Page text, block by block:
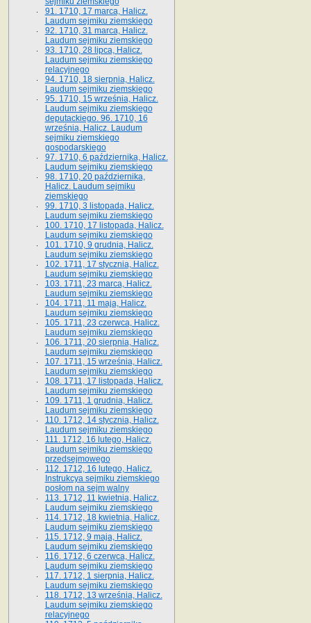
91. 1710, 17 marca, Halicz.
Laudum sejmiku ziemskiego
92. 1710, 31 marca, Halicz.
Laudum sejmiku ziemskiego
93. 1710, 28 lipca, Halicz.
Laudum sejmiku ziemskiego
relacyjnego
94. 1710, 18 sierpnia, Halicz.
Laudum sejmiku ziemskiego
95. 1710, 15 września, Halicz.
Laudum sejmiku ziemskiego
deputackiego. 96. 1710, 16
września, Halicz. Laudum
sejmiku ziemskiego
gospodarskiego
97. 1710, 6 października, Halicz.
Laudum sejmiku ziemskiego
98. 1710, 20 października,
Halicz. Laudum sejmiku
ziemskiego
99. 1710, 3 listopada, Halicz.
Laudum sejmiku ziemskiego
100. 1710, 17 listopada, Halicz.
Laudum sejmiku ziemskiego
101. 1710, 9 grudnia, Halicz.
Laudum sejmiku ziemskiego
102. 1711, 17 stycznia, Halicz.
Laudum sejmiku ziemskiego
103. 1711, 23 marca, Halicz.
Laudum sejmiku ziemskiego
104. 1711, 11 maja, Halicz.
Laudum sejmiku ziemskiego
105. 1711, 23 czerwca, Halicz.
Laudum sejmiku ziemskiego
106. 1711, 20 sierpnia, Halicz.
Laudum sejmiku ziemskiego
107. 1711, 15 września, Halicz.
Laudum sejmiku ziemskiego
108. 1711, 17 listopada, Halicz.
Laudum sejmiku ziemskiego
109. 1711, 1 grudnia, Halicz.
Laudum sejmiku ziemskiego
110. 1712, 14 stycznia, Halicz.
Laudum sejmiku ziemskiego
111. 1712, 16 lutego, Halicz.
Laudum sejmiku ziemskiego
przedsejmowego
112. 1712, 16 lutego, Halicz.
Instrukcya sejmiku ziemskiego
posłom na sejm walny
113. 1712, 11 kwietnia, Halicz.
Laudum sejmiku ziemskiego
114. 1712, 18 kwietnia, Halicz.
Laudum sejmiku ziemskiego
115. 1712, 9 maja, Halicz.
Laudum sejmiku ziemskiego
116. 1712, 6 czerwca, Halicz.
Laudum sejmiku ziemskiego
117. 1712, 1 sierpnia, Halicz.
Laudum sejmiku ziemskiego
118. 1712, 13 września, Halicz.
Laudum sejmiku ziemskiego
relacyjnego